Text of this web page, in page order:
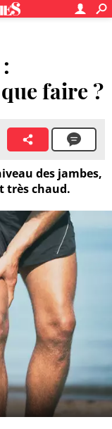
faire ?
des jambes,
très chaud.